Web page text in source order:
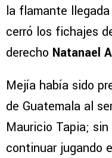
la flamante
cerró los fichajes
derecho Natanael
Mejía había sido
de Guatemala al
Mauricio Tapia;
continuar jugando